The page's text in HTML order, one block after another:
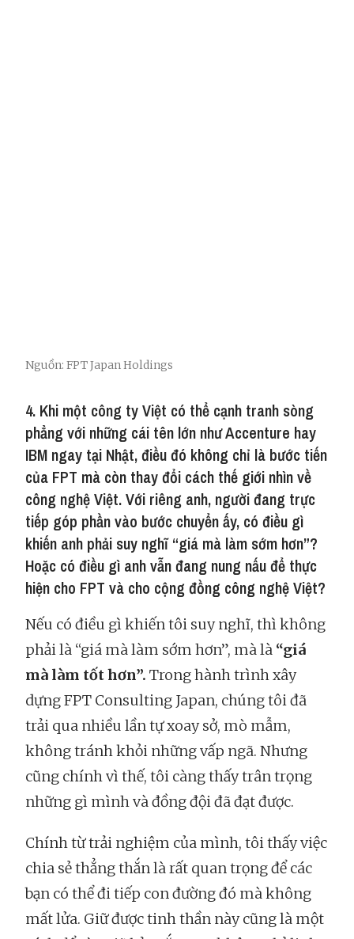
Nguồn: FPT Japan Holdings
4. Khi một công ty Việt có thể cạnh tranh sòng
phẳng với những cái tên lớn như Accenture hay
IBM ngay tại Nhật, điều đó không chỉ là bước tiến
của FPT mà còn thay đổi cách thế giới nhìn về
công nghệ Việt. Với riêng anh, người đang trực
tiếp góp phần vào bước chuyển ấy, có điều gì
khiến anh phải suy nghĩ “giá mà làm sớm hơn”?
Hoặc có điều gì anh vẫn đang nung nấu để thực
hiện cho FPT và cho cộng đồng công nghệ Việt?
Nếu có điều gì khiến tôi suy nghĩ, thì không
phải là “giá mà làm sớm hơn”, mà là “giá
mà làm tốt hơn”. Trong hành trình xây
dựng FPT Consulting Japan, chúng tôi đã
trải qua nhiều lần tự xoay sở, mò mẫm,
không tránh khỏi những vấp ngã. Nhưng
cũng chính vì thế, tôi càng thấy trân trọng
những gì mình và đồng đội đã đạt được.
Chính từ trải nghiệm của mình, tôi thấy việc
chia sẻ thẳng thắn là rất quan trọng để các
bạn có thể đi tiếp con đường đó mà không
mất lửa. Giữ được tinh thần này cũng là một